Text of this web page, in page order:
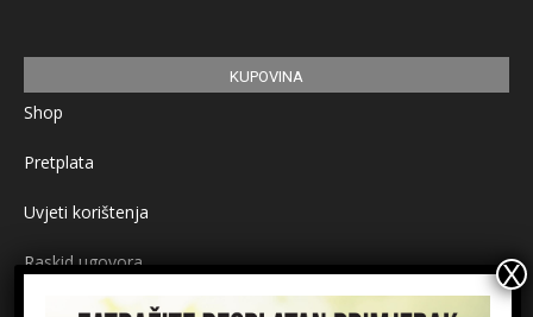
KUPOVINA
Shop
Pretplata
Uvjeti korištenja
Raskid ugovora
Načini plaćanja